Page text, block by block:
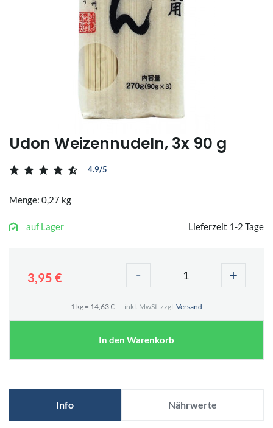
Udon Weizennudeln, 3x 90 g
4.9/5
Menge: 0,27 kg
auf Lager Lieferzeit 1-2 Tage
3,95 € - +
1 kg = 14,63 € inkl. MwSt. zzgl. Versand
In den Warenkorb
Info Nährwerte